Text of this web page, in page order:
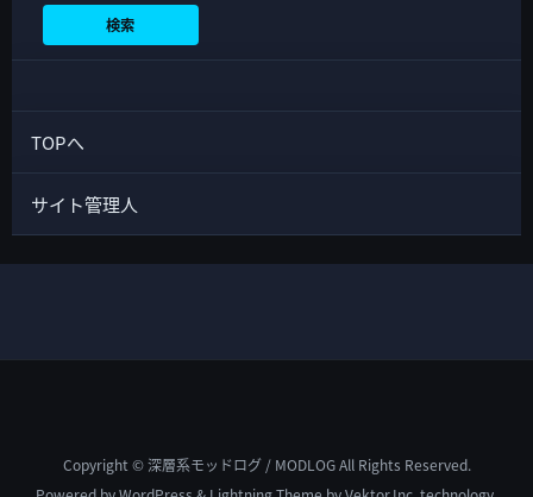
検索
TOPへ
サイト管理人
Copyright © 深層系モッドログ / MODLOG All Rights Reserved.